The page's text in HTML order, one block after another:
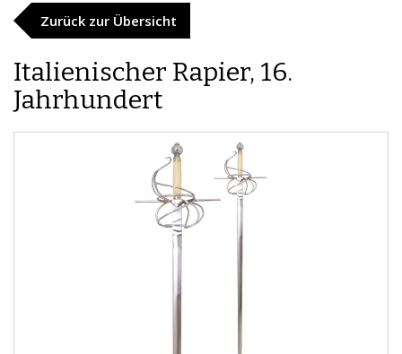
Zurück zur Übersicht
Italienischer Rapier, 16.
Jahrhundert